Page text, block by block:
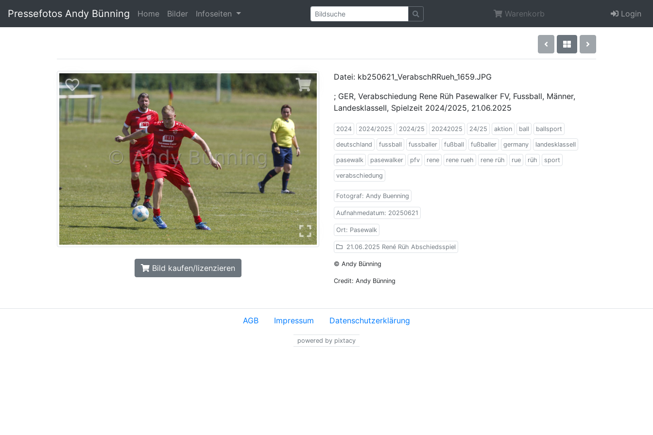
Pressefotos Andy Bünning Home Bilder Infoseiten Warenkorb Login
Bild kaufen/lizenzieren
Datei: kb250621_VerabschRRueh_1659.JPG
; GER, Verabschiedung Rene Rüh Pasewalker FV, Fussball, Männer,
LandesklasseII, Spielzeit 2024/2025, 21.06.2025
2024 2024/2025 2024/25 20242025 24/25 aktion ball ballsport
deutschland fussball fussballer fußball fußballer germany landesklasseII
pasewalk pasewalker pfv rene rene rueh rene rüh rue rüh sport
verabschiedung
Fotograf: Andy Buenning
Aufnahmedatum: 20250621
Ort: Pasewalk
21.06.2025 René Rüh Abschiedsspiel
© Andy Bünning
Credit: Andy Bünning
AGB Impressum Datenschutzerklärung
powered by pixtacy